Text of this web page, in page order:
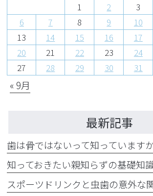
1 2 3
6
7 8 9 10
13
14 15 16 17
20
21 22 23 24
27
28 29 30 31
« 9月
最新記事
歯は骨ではないって知っていますか
知っておきたい親知らずの基礎知
スポーツドリンクと虫歯の意外な